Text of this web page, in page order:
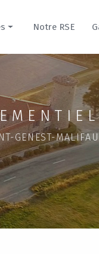
Notre RSE
Nos créations
Hébergements
Domaine de la
Évènement
Domaine du Parc
Séminaire dans
GENEST-